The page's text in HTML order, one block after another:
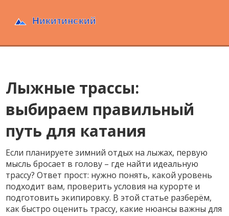
Лыжные трассы:
выбираем правильный
путь для катания
Если планируете зимний отдых на лыжах, первую
мысль бросает в голову – где найти идеальную
трассу? Ответ прост: нужно понять, какой уровень
подходит вам, проверить условия на курорте и
подготовить экипировку. В этой статье разберём,
как быстро оценить трассу, какие нюансы важны для